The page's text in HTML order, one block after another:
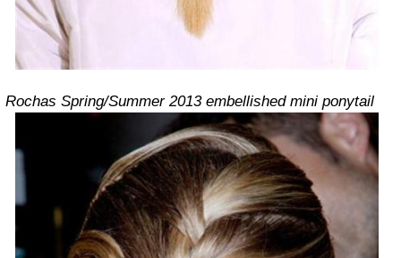
Rochas Spring/Summer 2013 embellished mini ponytail